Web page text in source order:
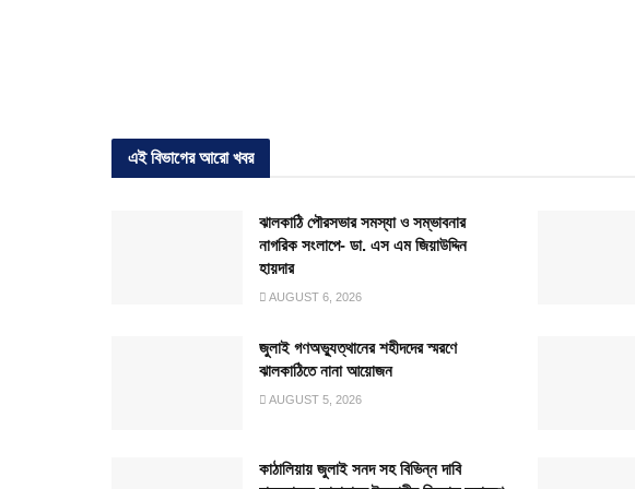
এই বিভাগের আরো খবর
ঝালকাঠি পৌরসভার সমস্যা ও সম্ভাবনার
নাগরিক সংলাপে- ডা. এস এম জিয়াউদ্দিন
হায়দার
AUGUST 6, 2026
জুলাই গণঅভ্যুত্থানের শহীদদের স্মরণে
ঝালকাঠিতে নানা আয়োজন
AUGUST 5, 2026
কাঠালিয়ায় জুলাই সনদ সহ বিভিন্ন দাবি